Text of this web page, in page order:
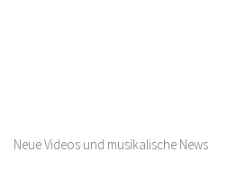
Neue Videos und musikalische News